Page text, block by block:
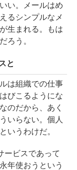
い。メールはめ
るシンプルなメ
生まれる。もは
ろう。
と
は組織での仕事
びこるようにな
のだから、あく
いらない。個人
いうわけだ。
ービスであって
年使おうという